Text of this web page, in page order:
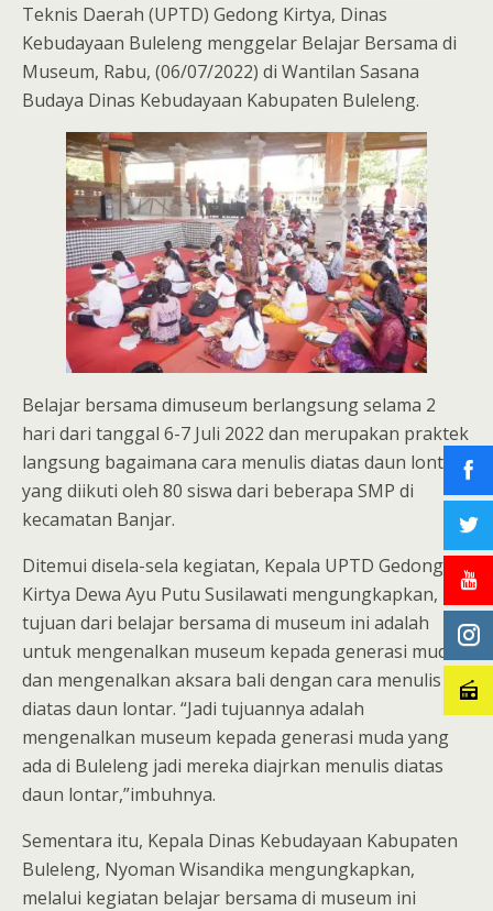
Teknis Daerah (UPTD) Gedong Kirtya, Dinas
Kebudayaan Buleleng menggelar Belajar Bersama di
Museum, Rabu, (06/07/2022) di Wantilan Sasana
Budaya Dinas Kebudayaan Kabupaten Buleleng.
Belajar bersama dimuseum berlangsung selama 2
hari dari tanggal 6-7 Juli 2022 dan merupakan praktek
langsung bagaimana cara menulis diatas daun lontar
yang diikuti oleh 80 siswa dari beberapa SMP di
kecamatan Banjar.
Ditemui disela-sela kegiatan, Kepala UPTD Gedong
Kirtya Dewa Ayu Putu Susilawati mengungkapkan,
tujuan dari belajar bersama di museum ini adalah
untuk mengenalkan museum kepada generasi muda
dan mengenalkan aksara bali dengan cara menulis
diatas daun lontar. “Jadi tujuannya adalah
mengenalkan museum kepada generasi muda yang
ada di Buleleng jadi mereka diajrkan menulis diatas
daun lontar,”imbuhnya.
Sementara itu, Kepala Dinas Kebudayaan Kabupaten
Buleleng, Nyoman Wisandika mengungkapkan,
melalui kegiatan belajar bersama di museum ini